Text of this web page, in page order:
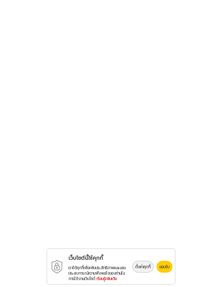
เว็บไซต์นี้ใช้คุกกี้
เราใช้คุกกี้เพื่อเพิ่มประสิทธิภาพและมอบ
ประสบการณ์ความพึงพอใจของท่านใน
การใช้งานเว็บไซต์เรียนรู้เพิ่มเติม
ตั้งค่าคุกกี้ ยอมรับ